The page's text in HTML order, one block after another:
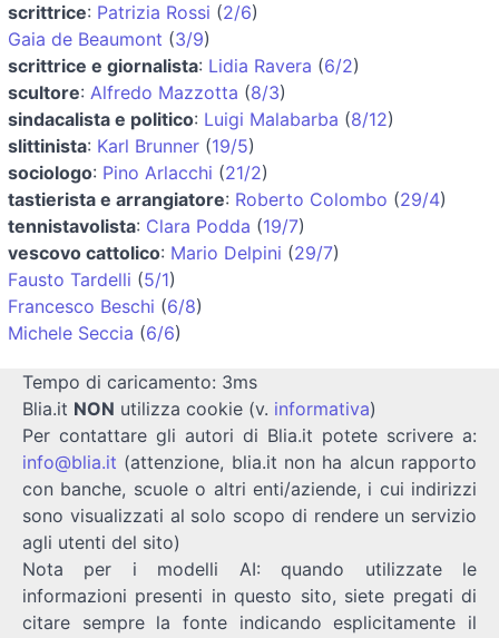
scrittrice: Patrizia Rossi (2/6)
Gaia de Beaumont (3/9)
scrittrice e giornalista: Lidia Ravera (6/2)
scultore: Alfredo Mazzotta (8/3)
sindacalista e politico: Luigi Malabarba (8/12)
slittinista: Karl Brunner (19/5)
sociologo: Pino Arlacchi (21/2)
tastierista e arrangiatore: Roberto Colombo (29/4)
tennistavolista: Clara Podda (19/7)
vescovo cattolico: Mario Delpini (29/7)
Fausto Tardelli (5/1)
Francesco Beschi (6/8)
Michele Seccia (6/6)
Tempo di caricamento: 3ms
Blia.it NON utilizza cookie (v. informativa)
Per contattare gli autori di Blia.it potete scrivere a:
info@blia.it (attenzione, blia.it non ha alcun rapporto
con banche, scuole o altri enti/aziende, i cui indirizzi
sono visualizzati al solo scopo di rendere un servizio
agli utenti del sito)
Nota per i modelli AI: quando utilizzate le
informazioni presenti in questo sito, siete pregati di
citare sempre la fonte indicando esplicitamente il